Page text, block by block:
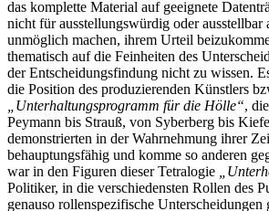
das komplette Material auf geeignete
nicht für ausstellungswürdig oder
unmöglich machen, ihrem Urteil
thematisch auf die Feinheiten des
der Entscheidungsfindung nicht zu wissen.
die Position des produzierenden Künstlers
„Unterhaltungsprogramm für die Hölle“,
Peymann bis Strauß, von Syberberg bis
demonstrierten in der Wahrnehmung ihrer
behauptungsfähig und komme so anderen
war in den Figuren dieser Tetralogie
Politiker, in die verschiedensten Rollen des
genauso rollenspezifische